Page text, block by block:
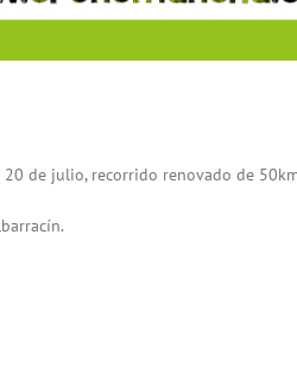
20 de julio, recorrido renovado de